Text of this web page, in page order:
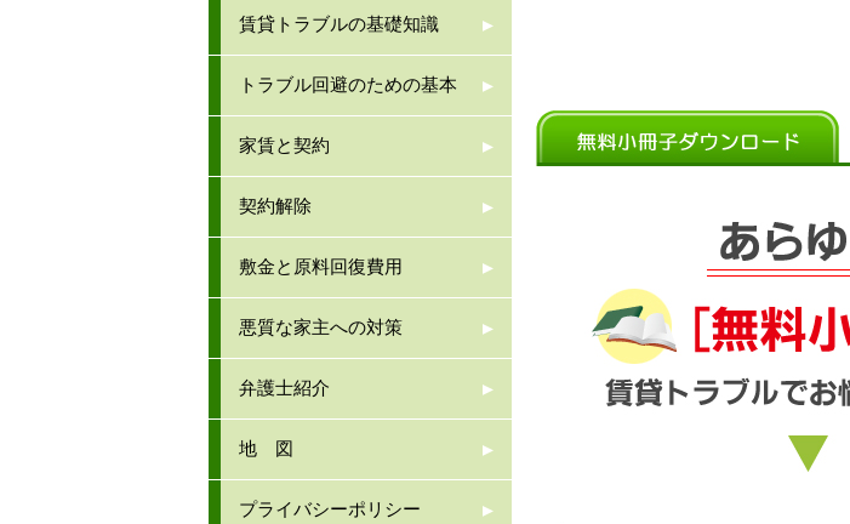
賃貸トラブルの基礎知識
トラブル回避のための基本
家賃と契約
契約解除
敷金と原料回復費用
悪質な家主への対策
弁護士紹介
地 図
プライバシーポリシー